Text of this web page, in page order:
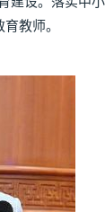
教师。